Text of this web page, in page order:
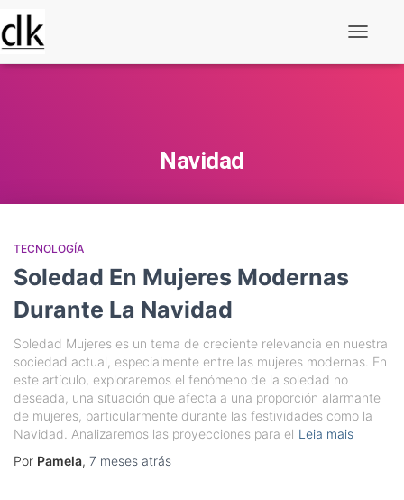
Navidad
TECNOLOGÍA
Soledad En Mujeres Modernas
Durante La Navidad
Soledad Mujeres es un tema de creciente relevancia en nuestra
sociedad actual, especialmente entre las mujeres modernas. En
este artículo, exploraremos el fenómeno de la soledad no
deseada, una situación que afecta a una proporción alarmante
de mujeres, particularmente durante las festividades como la
Navidad. Analizaremos las proyecciones para el Leia mais
Por Pamela, 7 meses atrás